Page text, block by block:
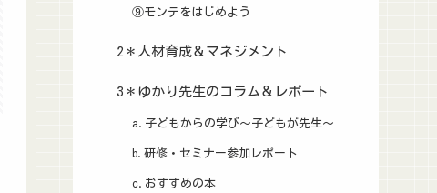
⑨モンテをはじめよう
2＊人材育成＆マネジメント
3＊ゆかり先生のコラム＆レポート
a.子どもからの学び～子どもが先生～
b.研修・セミナー参加レポート
c.おすすめの本